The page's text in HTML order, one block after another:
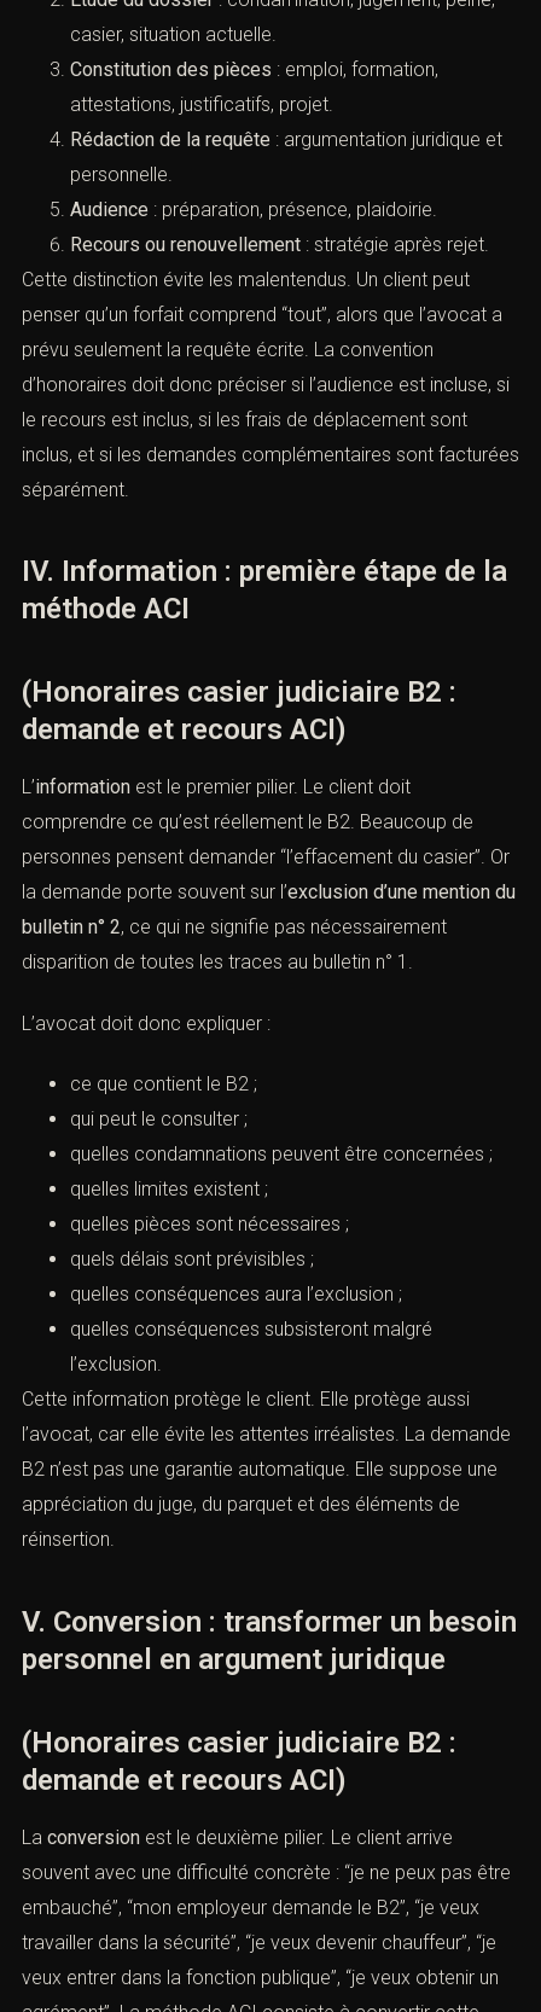
niveaux :
Consultation initiale: analyse de la situation,
identification du besoin, première orientation.
Étude du dossier: condamnation, jugement, peine,
casier, situation actuelle.
Constitution des pièces: emploi, formation,
attestations, justificatifs, projet.
Rédaction de la requête: argumentation juridique
et personnelle.
Audience: préparation, présence, plaidoirie.
Recours ou renouvellement: stratégie après rejet.
Cette distinction évite les malentendus. Un client peut
penser qu’un forfait comprend “tout”, alors que l’avocat
a prévu seulement la requête écrite. La convention
si le recours est inclus, si les frais de déplacement sont
inclus, et si les demandes complémentaires sont
IV. Information : première étape de
la méthode ACI
(Honoraires casier judiciaire B2 :
demande et recours ACI)
L’information est le premier pilier. Le client doit
comprendre ce qu’est réellement le B2. Beaucoup de
Or la demande porte souvent sur l’
L’avocat doit donc expliquer :
ce que contient le B2 ;
qui peut le consulter ;
quelles condamnations peuvent être concernées ;
quelles limites existent ;
quelles pièces sont nécessaires ;
quels délais sont prévisibles ;
quelles conséquences aura l’exclusion ;
quelles conséquences subsisteront malgré
l’exclusion.
l’avocat, car elle évite les attentes irréalistes. La
demande B2 n’est pas une garantie automatique. Elle
suppose une appréciation du juge, du parquet et des
V. Conversion : transformer un
besoin personnel en argument
juridique
(Honoraires casier judiciaire B2 :
demande et recours ACI)